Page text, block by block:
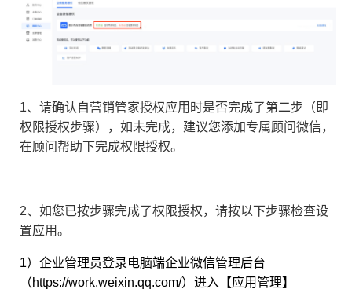
【实时对话】怎么办？
1、请确认自营销管家授权应用时是否完成了第二步（即
权限授权步骤），如未完成，建议您添加专属顾问微信，
在顾问帮助下完成权限授权。
2、如您已按步骤完成了权限授权，请按以下步骤检查设
置应用。
1）企业管理员登录电脑端企业微信管理后台
（https://work.weixin.qq.com/）进入【应用管理】